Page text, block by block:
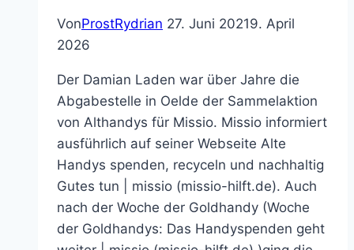
VonProstRydrian 27. Juni 20219. April
2026
Der Damian Laden war über Jahre die
Abgabestelle in Oelde der Sammelaktion
von Althandys für Missio. Missio informiert
ausführlich auf seiner Webseite Alte
Handys spenden, recyceln und nachhaltig
Gutes tun | missio (missio-hilft.de). Auch
nach der Woche der Goldhandy (Woche
der Goldhandys: Das Handyspenden geht